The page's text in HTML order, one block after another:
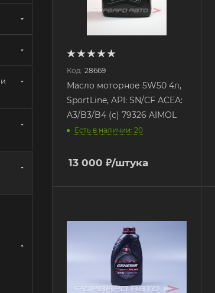
Код: 28669
Масло моторное 5W50 4л,
SportLine, API: SN/CF ACEA:
A3/B3/B4 (с) 79326 AIMOL
Есть в наличии: 20
13 000 ₽/штука